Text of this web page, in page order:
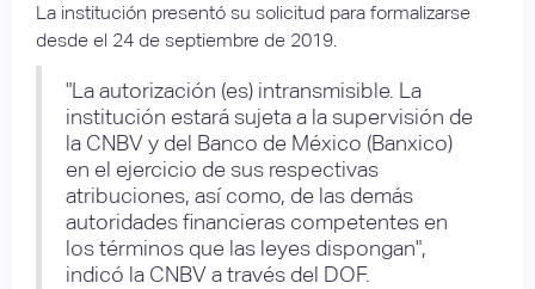
La institución presentó su solicitud para formalizarse
desde el 24 de septiembre de 2019.
"La autorización (es) intransmisible. La
institución estará sujeta a la supervisión de
la CNBV y del Banco de México (Banxico)
en el ejercicio de sus respectivas
atribuciones, así como, de las demás
autoridades financieras competentes en
los términos que las leyes dispongan",
indicó la CNBV a través del DOF.